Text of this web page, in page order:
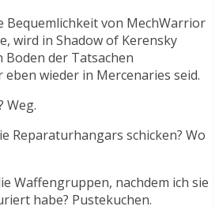
Bequemlichkeit von MechWarrior
wird in Shadow of Kerensky
Boden der Tatsachen
wieder in Mercenaries seid.
Weg.
Reparaturhangars schicken? Wo
Waffengruppen, nachdem ich sie
habe? Pustekuchen.